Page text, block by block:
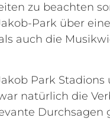
zu beachten
Park über eine
auch die
Park Stadions
natürlich die
Durchsagen